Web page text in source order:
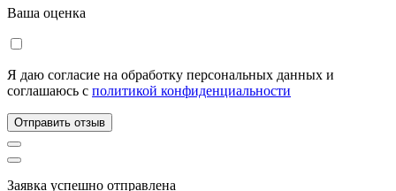
Ваша оценка
Я даю согласие на обработку персональных данных и
соглашаюсь c политикой конфиденциальности
Отправить отзыв
Заявка успешно отправлена